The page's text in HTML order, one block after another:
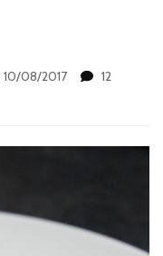
10/08/2017
12